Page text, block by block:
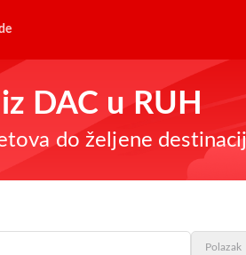
DAC u RUH
do željene
Polazak